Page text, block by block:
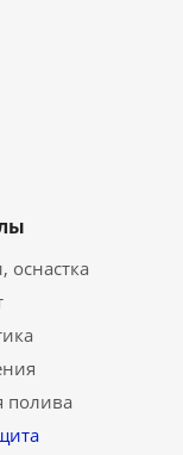
оснастка
полива